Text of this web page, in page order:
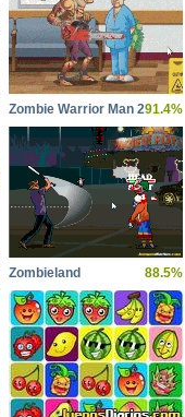
Zombie Warrior Man 291.4%
Zombieland 88.5%